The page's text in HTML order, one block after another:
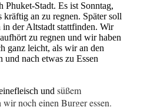
Phuket-Stadt. Es ist Sonntag,
an zu regnen. Später soll
der Altstadt stattfinden. Wir
zu regnen und wir haben
ganz leicht, als wir an den
und nach etwas zu Essen
undsüßem
noch einen Burger essen.